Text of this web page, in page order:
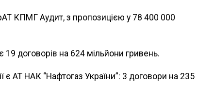
КПМГ Аудит, з пропозицією у 78 400 000
договорів на 624 мільйони гривень.
є АТ НАК “Нафтогаз України”: 3 договори на 235